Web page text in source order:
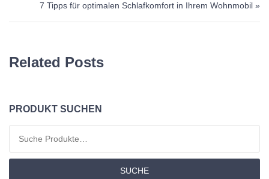
7 Tipps für optimalen Schlafkomfort in Ihrem Wohnmobil »
Related Posts
PRODUKT SUCHEN
SUCHE